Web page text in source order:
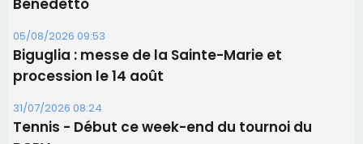
06/08/2026 15:57
Ucciani – Marché des producteurs à Cruculi le
11 août
06/08/2026 15:25
Corte – L’association A Nuciola organise une
projection sous les étoiles